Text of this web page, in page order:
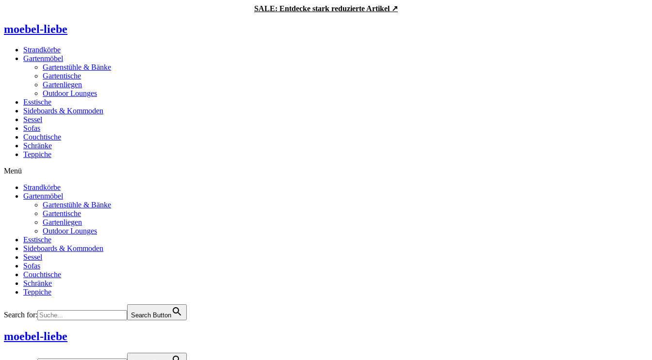
springen
SALE: Entdecke stark reduzierte Artikel ↗
moebel-liebe
Strandkörbe
Gartenmöbel
Gartenstühle & Bänke
Gartentische
Gartenliegen
Outdoor Lounges
Esstische
Sideboards & Kommoden
Sessel
Sofas
Couchtische
Schränke
Teppiche
Menü
Strandkörbe
Gartenmöbel
Gartenstühle & Bänke
Gartentische
Gartenliegen
Outdoor Lounges
Esstische
Sideboards & Kommoden
Sessel
Sofas
Couchtische
Schränke
Teppiche
Search for: Search Button
moebel-liebe